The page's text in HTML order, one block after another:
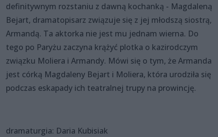
definitywnym rozstaniu z dawną kochanką - Magdaleną
Bejart, dramatopisarz związuje się z jej młodszą siostrą,
Armandą. Ta aktorka nie jest mu jednam wierna. Do
tego po Paryżu zaczyna krążyć plotka o kazirodczym
związku Moliera i Armandy. Mówi się o tym, że Armanda
jest córką Magdaleny Bejart i Moliera, która urodziła się
podczas eskapady ich teatralnej trupy na prowincję.
dramaturgia: Daria Kubisiak